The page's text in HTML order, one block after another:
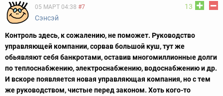
13
05 МАРТ 04:38 #7
Сэнсэй
Контроль здесь, к сожалению, не поможет. Руководство
управляющей компании, сорвав большой куш, тут же
обьявляют себя банкротами, оставив многомиллионные долги
по теплоснабжению, электроснабжению, водоснабжению и др.
И вскоре появляется новая управляющая компания, но с тем
же руководством, чистые перед законом. Хоть кого-то